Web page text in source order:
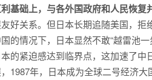
基础上，与各外国政府和人民恢复
好关系。但日本长期追随美国，
的情况下，日本显然不敢“越雷池
的紧迫感达到临界点，这加速了中
1987年，日本成为全球二号经济